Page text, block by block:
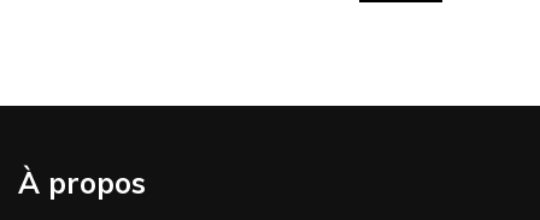
À propos